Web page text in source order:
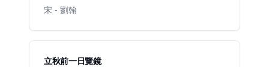
宋 - 劉翰
立秋前一日覽鏡